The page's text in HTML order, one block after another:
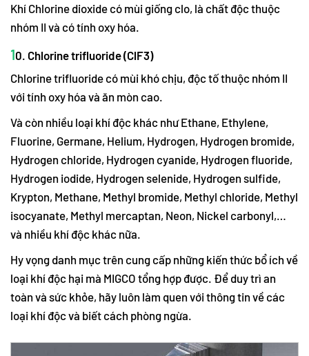
Khí Chlorine dioxide có mùi giống clo, là chất độc thuộc
nhóm II và có tính oxy hóa.
10. Chlorine trifluoride (ClF3)
Chlorine trifluoride có mùi khó chịu, độc tố thuộc nhóm II
với tính oxy hóa và ăn mòn cao.
Và còn nhiều loại khí độc khác như Ethane, Ethylene,
Fluorine, Germane, Helium, Hydrogen, Hydrogen bromide,
Hydrogen chloride, Hydrogen cyanide, Hydrogen fluoride,
Hydrogen iodide, Hydrogen selenide, Hydrogen sulfide,
Krypton, Methane, Methyl bromide, Methyl chloride, Methyl
isocyanate, Methyl mercaptan, Neon, Nickel carbonyl,…
và nhiều khí độc khác nữa.
Hy vọng danh mục trên cung cấp những kiến thức bổ ích về
loại khí độc hại mà MIGCO tổng hợp được. Để duy trì an
toàn và sức khỏe, hãy luôn làm quen với thông tin về các
loại khí độc và biết cách phòng ngừa.